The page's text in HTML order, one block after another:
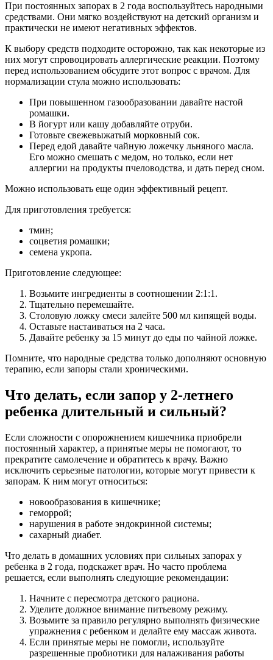
При постоянных запорах в 2 года воспользуйтесь народными
средствами. Они мягко воздействуют на детский организм и
практически не имеют негативных эффектов.
К выбору средств подходите осторожно, так как некоторые из
них могут спровоцировать аллергические реакции. Поэтому
перед использованием обсудите этот вопрос с врачом. Для
нормализации стула можно использовать:
При повышенном газообразовании давайте настой
ромашки.
В йогурт или кашу добавляйте отруби.
Готовьте свежевыжатый морковный сок.
Перед едой давайте чайную ложечку льняного масла.
Его можно смешать с медом, но только, если нет
аллергии на продукты пчеловодства, и дать перед сном.
Можно использовать еще один эффективный рецепт.
Для приготовления требуется:
тмин;
соцветия ромашки;
семена укропа.
Приготовление следующее:
Возьмите ингредиенты в соотношении 2:1:1.
Тщательно перемешайте.
Столовую ложку смеси залейте 500 мл кипящей воды.
Оставьте настаиваться на 2 часа.
Давайте ребенку за 15 минут до еды по чайной ложке.
Помните, что народные средства только дополняют основную
терапию, если запоры стали хроническими.
Что делать, если запор у 2-летнего
ребенка длительный и сильный?
Если сложности с опорожнением кишечника приобрели
постоянный характер, а принятые меры не помогают, то
прекратите самолечение и обратитесь к врачу. Важно
исключить серьезные патологии, которые могут привести к
запорам. К ним могут относиться:
новообразования в кишечнике;
геморрой;
нарушения в работе эндокринной системы;
сахарный диабет.
Что делать в домашних условиях при сильных запорах у
ребенка в 2 года, подскажет врач. Но часто проблема
решается, если выполнять следующие рекомендации:
Начните с пересмотра детского рациона.
Уделите должное внимание питьевому режиму.
Возьмите за правило регулярно выполнять физические
упражнения с ребенком и делайте ему массаж живота.
Если принятые меры не помогли, используйте
разрешенные пробиотики для налаживания работы